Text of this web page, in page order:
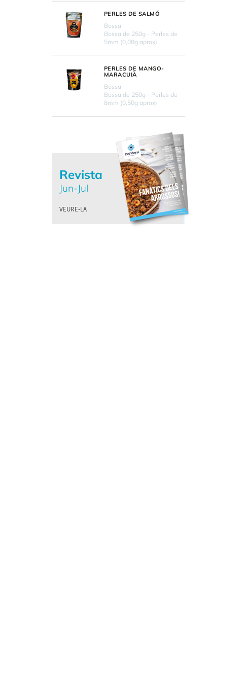
PERLES DE SALMÓ
Bossa
Bossa de 250g - Perles de
5mm (0,08g aprox)
PERLES DE MANGO-
MARACUIÀ
Bossa
Bossa de 250g - Perles de
8mm (0,50g aprox)
Revista
Jun-Jul
VEURE-LA